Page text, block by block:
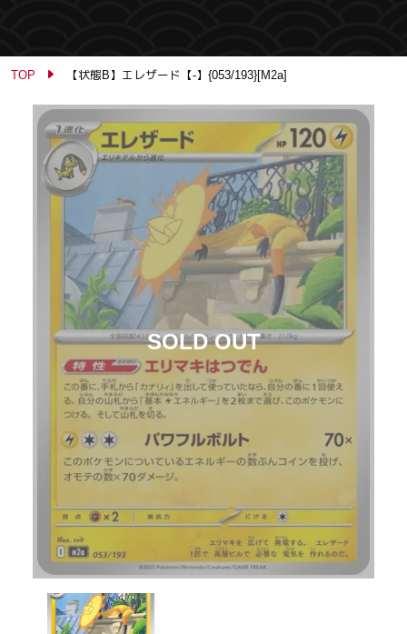
TOP 【状態B】エレザード【-】{053/193}[M2a]